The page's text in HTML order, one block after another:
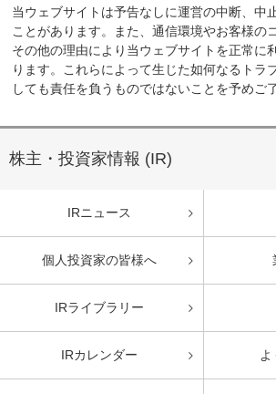
当ウェブサイトは予告なしに運営の中断、中
ことがあります。また、通信環境やお客様の
その他の理由により当ウェブサイトを正常に
ります。これらによって生じた如何なるトラ
しても責任を負うものではないことを予めご
株主・投資家情報 (IR)
IRニュース
個人投資家の皆様へ
IRライブラリー
IRカレンダー よ